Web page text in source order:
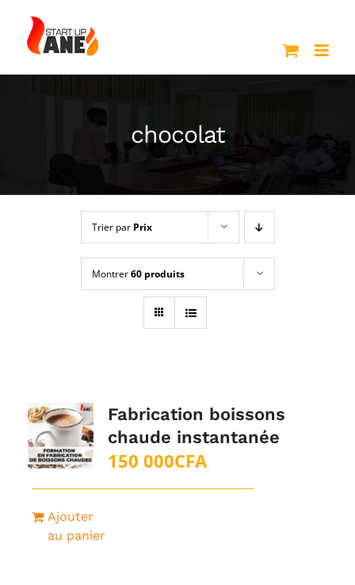
contenu
chocolat
Trier par Prix
Montrer60 produits
Fabrication boissons
chaude instantanée
150 000CFA
Ajouter
au panier